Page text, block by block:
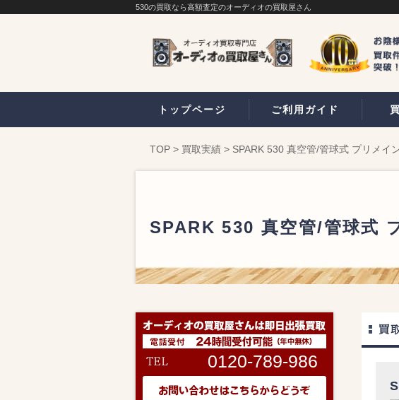
530の買取なら高額査定のオーディオの買取屋さん
トップページ ご利用ガイド
TOP > 買取実績 > SPARK 530 真空管/管球式 プリメイ
SPARK 530 真空管/管球式
0120-789-986